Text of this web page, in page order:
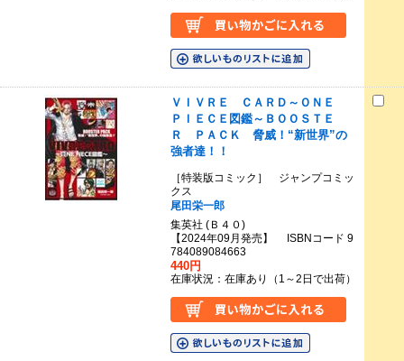
ＶＩＶＲＥ ＣＡＲＤ～ＯＮＥ
ＰＩＥＣＥ図鑑～ＢＯＯＳＴＥ
Ｒ ＰＡＣＫ 脅威！“新世界”の
強者達！！
［特装版コミック］ ジャンプコミッ
クス
尾田栄一郎
集英社 (Ｂ４０)
【2024年09月発売】 ISBNコード 9
784089084663
440円
在庫状況：在庫あり（1～2日で出荷）